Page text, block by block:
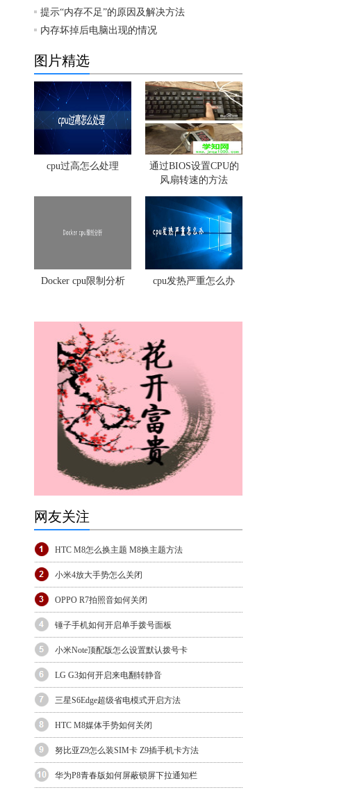
提示“内存不足”的原因及解决方法
内存坏掉后电脑出现的情况
图片精选
cpu过高怎么处理
通过BIOS设置CPU的
风扇转速的方法
Docker cpu限制分析 cpu发热严重怎么办
网友关注
HTC M8怎么换主题 M8换主题方法
小米4放大手势怎么关闭
OPPO R7拍照音如何关闭
锤子手机如何开启单手拨号面板
小米Note顶配版怎么设置默认拨号卡
LG G3如何开启来电翻转静音
三星S6Edge超级省电模式开启方法
HTC M8媒体手势如何关闭
努比亚Z9怎么装SIM卡 Z9插手机卡方法
华为P8青春版如何屏蔽锁屏下拉通知栏